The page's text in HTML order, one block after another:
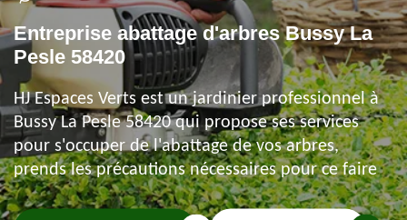
Entreprise abattage d'arbres Bussy La
Pesle 58420
HJ Espaces Verts est un jardinier professionnel à
Bussy La Pesle 58420 qui propose ses services
pour s'occuper de l'abattage de vos arbres,
prends les précautions nécessaires pour ce faire